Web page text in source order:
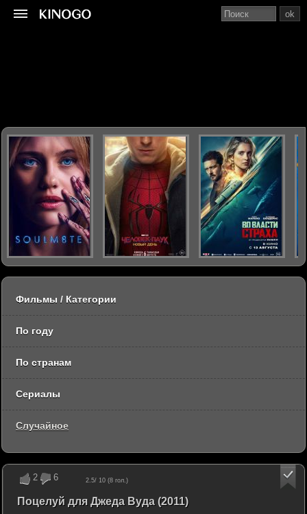
2 6 2.5/ 10 (8 гол.)
Поцелуй для Джеда Вуда (2011)
ok
Фильмы / Категории
По году
По странам
Сериалы
Случайное